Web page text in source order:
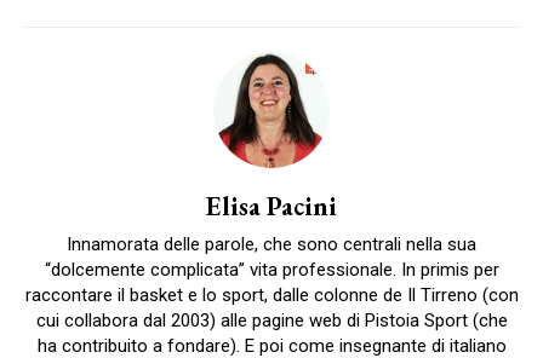
Elisa Pacini
Innamorata delle parole, che sono centrali nella sua
“dolcemente complicata” vita professionale. In primis per
raccontare il basket e lo sport, dalle colonne de Il Tirreno (con
cui collabora dal 2003) alle pagine web di Pistoia Sport (che
ha contribuito a fondare). E poi come insegnante di italiano